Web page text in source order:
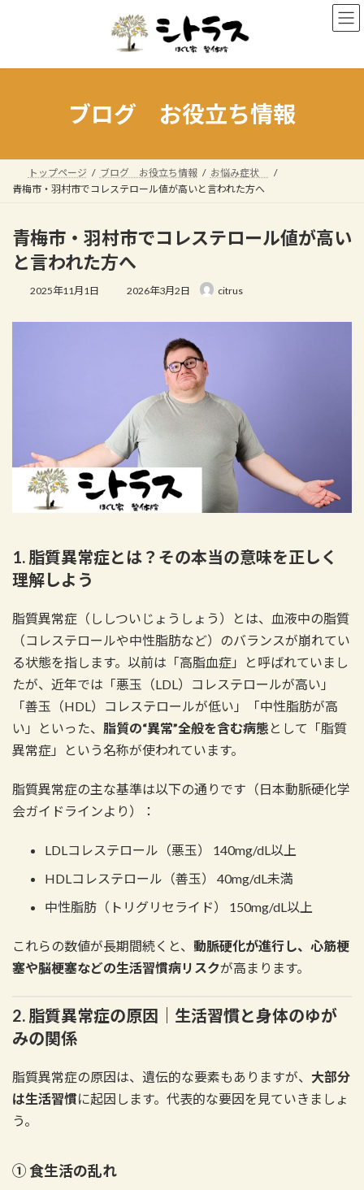
キ
に
ブログ お役立ち情報
トップページ ブログ お役立ち情報
お悩み症状
青梅市・羽村市でコレステロール値が高いと言われた方へ
青梅市・羽村市でコレステロール値が高い
と言われた方へ
2025年11月1日
最
更
2026年3月2日 citrus
1. 脂質異常症とは？その本当の意味を正しく
理解しよう
脂質異常症（ししついじょうしょう）とは、血液中の脂質
（コレステロールや中性脂肪など）のバランスが崩れてい
る状態を指します。以前は「高脂血症」と呼ばれていまし
たが、近年では「悪玉（LDL）コレステロールが高い」
「善玉（HDL）コレステロールが低い」「中性脂肪が高
い」といった、 脂質の“異常”全般を含む病態 として「脂質
異常症」という名称が使われています。
脂質異常症の主な基準は以下の通りです（日本動脈硬化学
会ガイドラインより）：
LDLコレステロール（悪玉） 140mg/dL以上
HDLコレステロール（善玉） 40mg/dL未満
中性脂肪（トリグリセライド） 150mg/dL以上
これらの数値が長期間続くと、 動脈硬化が進行し、心筋梗
塞や脳梗塞などの生活習慣病リスクが高まります。
2. 脂質異常症の原因｜生活習慣と身体のゆが
みの関係
脂質異常症の原因は、遺伝的な要素もありますが、 大部分
は生活習慣に起因します。代表的な要因を見ていきましょ
う。
① 食生活の乱れ